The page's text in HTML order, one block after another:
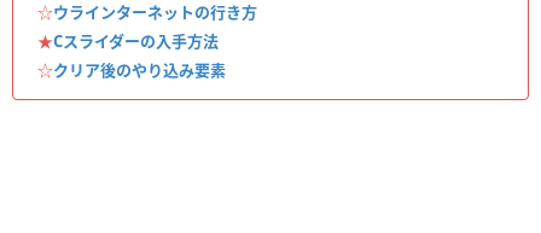
☆ウラインターネットの行き方
★Cスライダーの入手方法
☆クリア後のやり込み要素